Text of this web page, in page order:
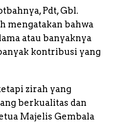
Pdt, Gbl.
mengatakan bahwa
atau banyaknya
kontribusi yang
zirah yang
berkualitas dan
Majelis Gembala